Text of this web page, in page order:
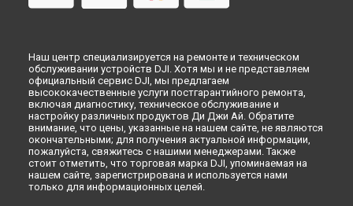
Наш центр специализируется на ремонте и техническом
обслуживании устройств DJI. Хотя мы и не представляем
официальный сервис DJI, мы предлагаем
высококачественные услуги постгарантийного ремонта,
включая диагностику, техническое обслуживание и
настройку различных продуктов Ди Джи Ай. Обратите
внимание, что цены, указанные на нашем сайте, не являются
окончательными; для получения актуальной информации,
пожалуйста, свяжитесь с нашими менеджерами. Также
стоит отметить, что торговая марка DJI, упоминаемая на
нашем сайте, зарегистрирована и используется нами
только для информационных целей.